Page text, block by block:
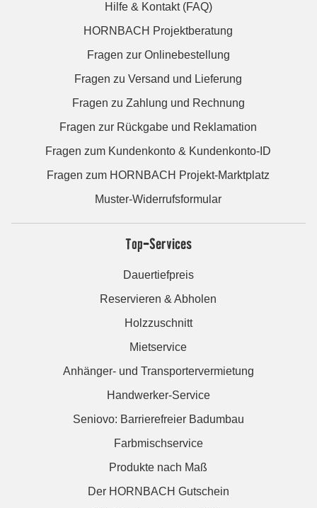
Hilfe & Kontakt (FAQ)
HORNBACH Projektberatung
Fragen zur Onlinebestellung
Fragen zu Versand und Lieferung
Fragen zu Zahlung und Rechnung
Fragen zur Rückgabe und Reklamation
Fragen zum Kundenkonto & Kundenkonto-ID
Fragen zum HORNBACH Projekt-Marktplatz
Muster-Widerrufsformular
Top-Services
Dauertiefpreis
Reservieren & Abholen
Holzzuschnitt
Mietservice
Anhänger- und Transportervermietung
Handwerker-Service
Seniovo: Barrierefreier Badumbau
Farbmischservice
Produkte nach Maß
Der HORNBACH Gutschein